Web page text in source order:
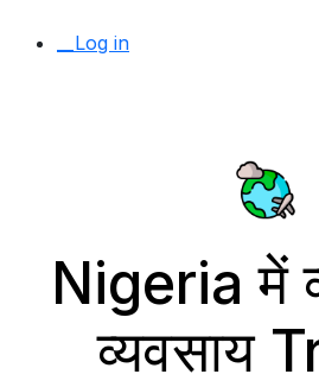
__Log in
Nigeria में
व्यवसाय